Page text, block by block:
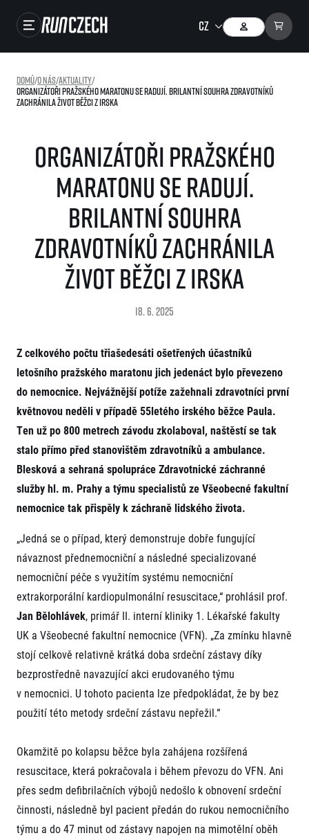
Výsledky
RunCzech Store
Running Mall
Mobilní aplikace RunCzech
Stáhněte si mobilní aplikaci RunCzech.
Běžecká liga
O běžecké lize
Jak to funguje
projekt SuperHalfs
EuroHeroes Challenge 2026
EuroHeroes Challenge 2025
EuroHeroes Challenge 2024
EuroHeroes Challenge 2023
EuroHeroes Challenge 2019
Systém bodování
O Napoli Running
RunCzech Halfs
Projekt RunCzech Halfs
Pro běžce
Pravidla a všeobecné informace
Vše k pojištění
Přeregistrace na jiného závodníka
Pověření k vyzvednutí čísla
Reklamace výsledků
Inspirace
Příběhy běžců
RunCzech Story
AIMS Race Calendar
Komunity
Prvoběžci
RunCzech Kings & Queens
RunCzech Stars
Český maratonský klub
RunCzech Pacers
Running Doctors
Středoškoláci
Charita
Běžím pro stromy
Užitečné
O nás
Kontakt
Náš tým
Historie
Pro veřejnost
FAQ (Často kladené dotazy)
Oznámení fúze
Dobrovolníci
Dárkové poukazy
Šablony k dárkovému poukazu ke stažení
Pro média
Aktuality
Akreditace a vše k závodům
Tiskové zprávy
Poznámky pro editory
Magazíny
RunCzech
Kariéra
All Runners Are Beautiful
RunCzech Racing
Running Mall
Vítejte v Running Mall
Individuální trénink
Skupinové tréninky
Firemní tréninky
Masáže
Domů/O nás/Aktuality/
Organizátoři pražského maratonu se radují. Brilantní souhra zdravotníků
zachránila život běžci z Irska
Organizátoři pražského
maratonu se radují.
Brilantní souhra
zdravotníků zachránila
život běžci z Irska
18. 6. 2025
Z celkového počtu třiašedesáti ošetřených účastníků
letošního pražského maratonu jich jedenáct bylo převezeno
do nemocnice. Nejvážnější potíže zažehnali zdravotníci první
květnovou neděli v případě 55letého irského běžce Paula.
Ten už po 800 metrech závodu zkolaboval, naštěstí se tak
stalo přímo před stanovištěm zdravotníků a ambulance.
Blesková a sehraná spolupráce Zdravotnické záchranné
služby hl. m. Prahy a týmu specialistů ze Všeobecné fakultní
nemocnice tak přispěly k záchraně lidského života.
„Jedná se o případ, který demonstruje dobře fungující
návaznost přednemocniční a následné specializované
nemocniční péče s využitím systému nemocniční
extrakorporální kardiopulmonální resuscitace,“ prohlásil prof.
Jan Bělohlávek, primář II. interní kliniky 1. Lékařské fakulty
UK a Všeobecné fakultní nemocnice (VFN). „Za zmínku hlavně
stojí celkově relativně krátká doba srdeční zástavy díky
bezprostředně navazující akci erudovaného týmu
v nemocnici. U tohoto pacienta lze předpokládat, že by bez
použití této metody srdeční zástavu nepřežil.“
Okamžitě po kolapsu běžce byla zahájena rozšířená
resuscitace, která pokračovala i během převozu do VFN. Ani
přes sedm defibrilačních výbojů nedošlo k obnovení srdeční
činnosti, následně byl pacient předán do rukou nemocničního
týmu a do 47 minut od zástavy napojen na mimotělní oběh